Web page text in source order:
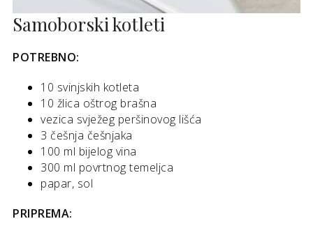
Samoborski kotleti
POTREBNO:
10 svinjskih kotleta
10 žlica oštrog brašna
vezica svježeg peršinovog lišća
3 češnja češnjaka
100 ml bijelog vina
300 ml povrtnog temeljca
papar, sol
PRIPREMA: